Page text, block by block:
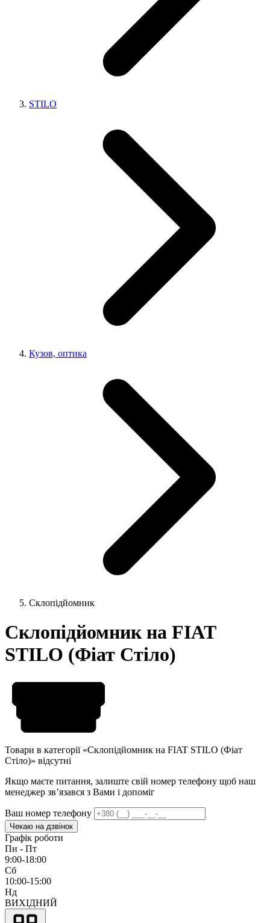
STILO
Кузов, оптика
Склопідйомник
Склопідйомник на FIAT
STILO (Фiат Стіло)
Товари в категорії «Склопідйомник на FIAT STILO (Фiат
Стіло)» відсутні
Якщо маєте питання, залиште свій номер телефону щоб наш
менеджер звʼязався з Вами і допоміг
Ваш номер телефону
Чекаю на дзвінок
Графік роботи
Пн - Пт
9:00-18:00
Сб
10:00-15:00
Нд
ВИХІДНИЙ